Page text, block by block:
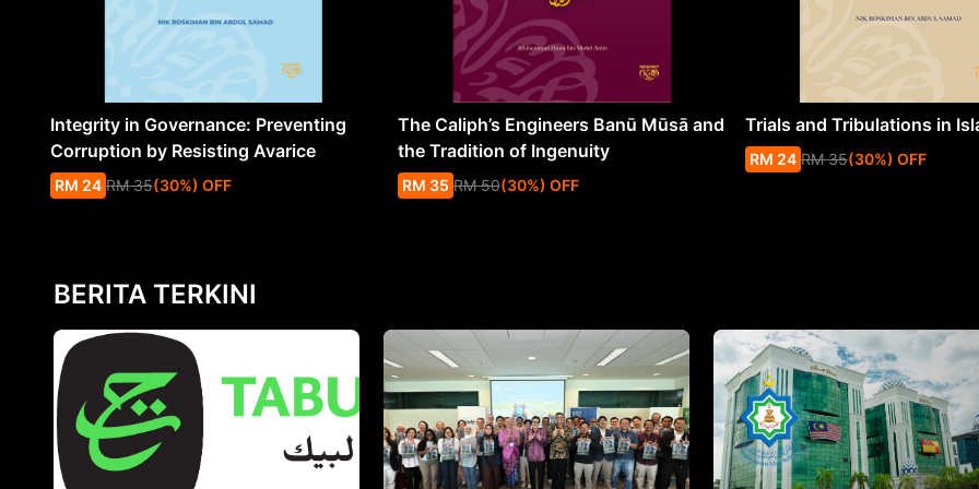
Integrity in Governance: Preventing
Corruption by Resisting Avarice
RM 24 RM 35(30%) OFF
The Caliph’s Engineers Banū Mūsā and
the Tradition of Ingenuity
RM 35 RM 50(30%) OFF
Trials and Tribulations in
RM 24 RM 35(30%) OFF
BERITA TERKINI